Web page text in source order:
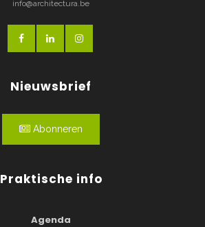
info@architectura.be
Nieuwsbrief
Abonneren
Praktische info
Agenda